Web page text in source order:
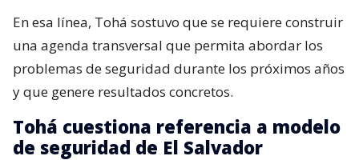
En esa línea, Tohá sostuvo que se requiere construir
una agenda transversal que permita abordar los
problemas de seguridad durante los próximos años
y que genere resultados concretos.
Tohá cuestiona referencia a modelo
de seguridad de El Salvador